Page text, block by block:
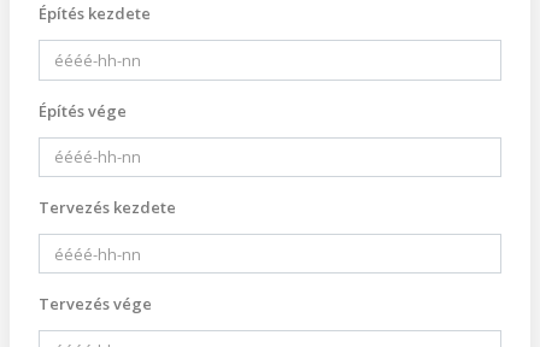
Építés kezdete
Építés vége
Tervezés kezdete
Tervezés vége